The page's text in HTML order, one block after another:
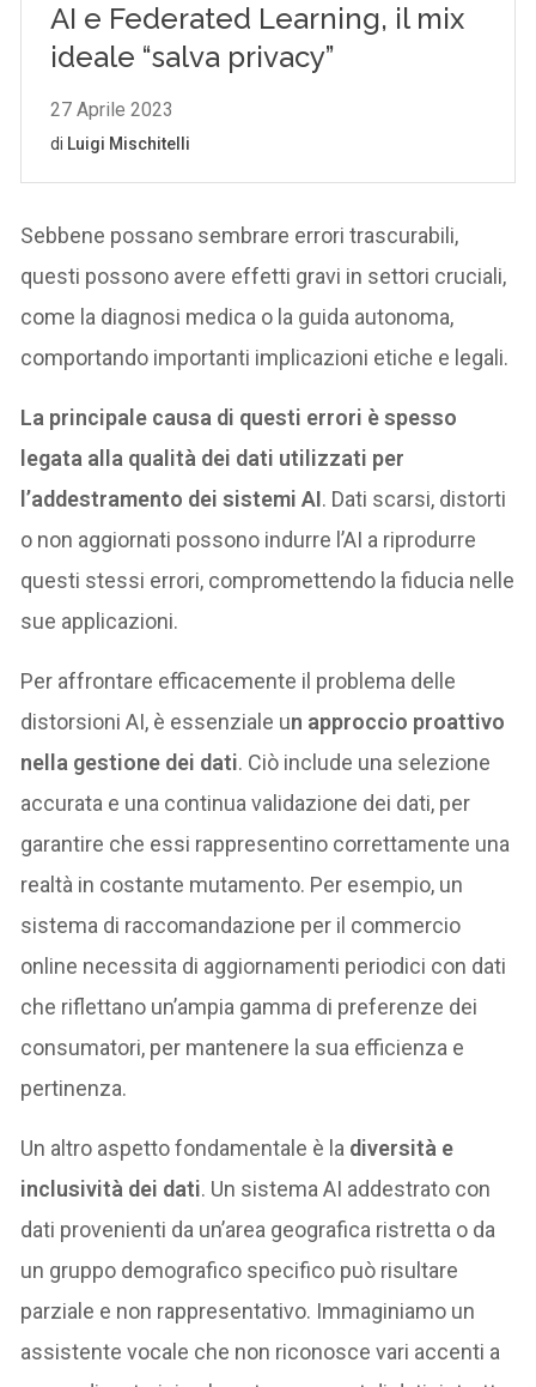
Sebbene possano sembrare errori trascurabili,
questi possono avere effetti gravi in settori cruciali,
come la diagnosi medica o la guida autonoma,
comportando importanti implicazioni etiche e legali.
La principale causa di questi errori è spesso
legata alla qualità dei dati utilizzati per
l’addestramento dei sistemi AI. Dati scarsi, distorti
o non aggiornati possono indurre l’AI a riprodurre
questi stessi errori, compromettendo la fiducia nelle
sue applicazioni.
Per affrontare efficacemente il problema delle
distorsioni AI, è essenziale un approccio proattivo
nella gestione dei dati. Ciò include una selezione
accurata e una continua validazione dei dati, per
garantire che essi rappresentino correttamente una
realtà in costante mutamento. Per esempio, un
sistema di raccomandazione per il commercio
online necessita di aggiornamenti periodici con dati
che riflettano un’ampia gamma di preferenze dei
consumatori, per mantenere la sua efficienza e
pertinenza.
Un altro aspetto fondamentale è la diversità e
inclusività dei dati. Un sistema AI addestrato con
dati provenienti da un’area geografica ristretta o da
un gruppo demografico specifico può risultare
parziale e non rappresentativo. Immaginiamo un
assistente vocale che non riconosce vari accenti a